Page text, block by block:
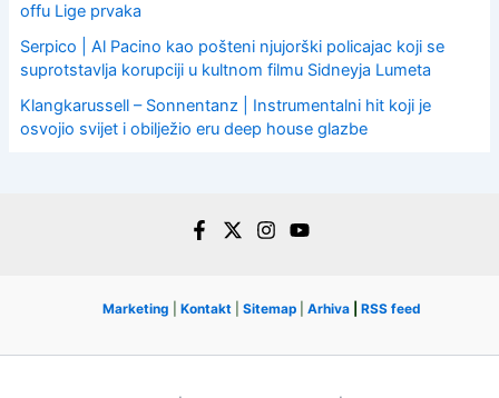
offu Lige prvaka
Serpico | Al Pacino kao pošteni njujorški policajac koji se
suprotstavlja korupciji u kultnom filmu Sidneyja Lumeta
Klangkarussell – Sonnentanz | Instrumentalni hit koji je
osvojio svijet i obilježio eru deep house glazbe
Marketing Kontakt Sitemap Arhiva RSS feed